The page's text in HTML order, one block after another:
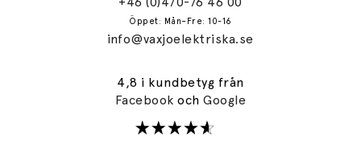
Öppet: Mån–Fre: 10-16
info@vaxjoelektriska.se
4,8 i kundbetyg från
FacebookochGoogle